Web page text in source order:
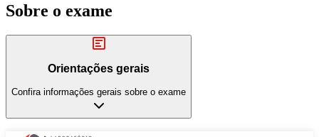
Sobre o exame
Orientações gerais
Confira informações gerais sobre o exame